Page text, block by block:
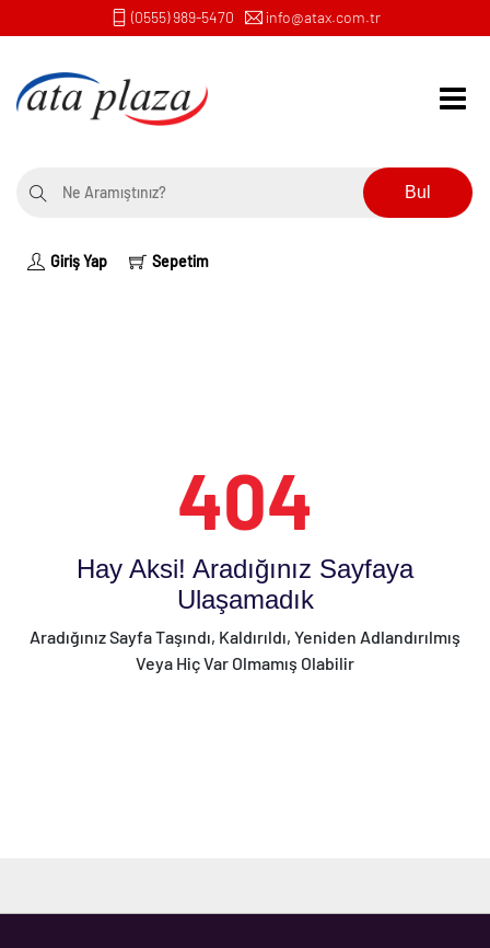
(0555) 989-5470 info@atax.com.tr
Bul
Giriş Yap Sepetim
404
Hay Aksi! Aradığınız Sayfaya
Ulaşamadık
Aradığınız Sayfa Taşındı, Kaldırıldı, Yeniden Adlandırılmış
Veya Hiç Var Olmamış Olabilir